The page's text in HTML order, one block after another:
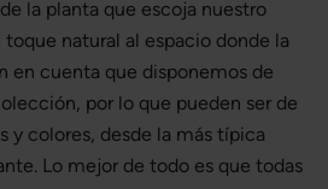
la planta que escoja nuestro
toque natural al espacio donde la
en cuenta que disponemos de
por lo que pueden ser de
y colores, desde la más típica
Lo mejor de todo es que todas